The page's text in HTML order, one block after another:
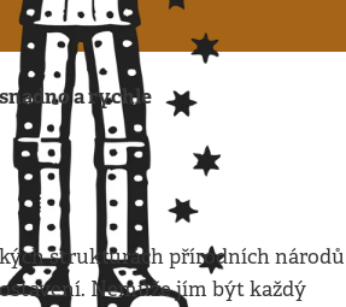
a rychle
strukturách přírodních národů
Nemůže jím být každý